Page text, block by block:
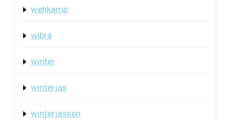
wehkamp
wibra
winter
winterjas
winterjassen